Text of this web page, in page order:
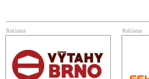
Reklama Reklama